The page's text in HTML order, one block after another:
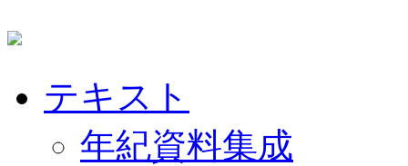
テキスト
年紀資料集成